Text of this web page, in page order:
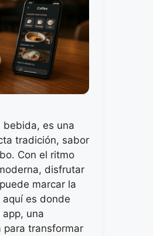
bebida, es una
tradición, sabor
Con el ritmo
disfrutar
marcar la
es donde
una
para transformar